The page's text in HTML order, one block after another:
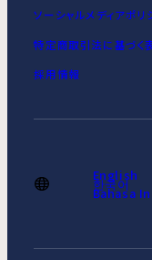
ソーシャルメディアポリ
特定商取引法に基づく
採用情報
English
한국어
Bahasa